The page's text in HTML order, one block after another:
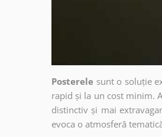
Posterele sunt o soluție
rapid și la un cost minim.
distinctiv și mai
evoca o atmosferă